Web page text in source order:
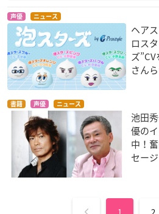
声優 ニュース
ヘア
ロス
ズ
さん
書籍 声優 ニュース
池田
優の
中！
セー